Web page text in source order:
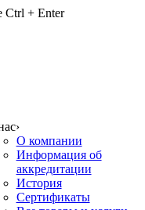
Ctrl + Enter
›
О компании
Информация об
аккредитации
История
Сертификаты